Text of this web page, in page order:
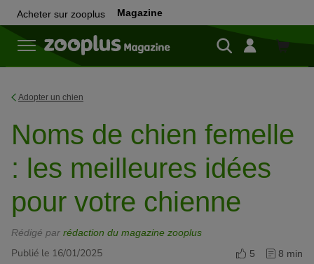
Acheter sur zooplus Magazine
Adopter un chien
Noms de chien femelle
: les meilleures idées
pour votre chienne
Rédigé par rédaction du magazine zooplus
Publié le 16/01/2025 5 8 min